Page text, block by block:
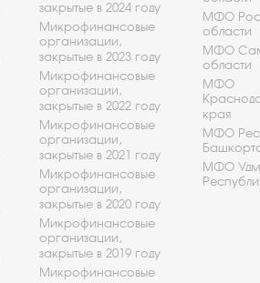
закрытые в 2024 году
Микрофинансовые
организации,
закрытые в 2023 году
Микрофинансовые
организации,
закрытые в 2022 году
Микрофинансовые
организации,
закрытые в 2021 году
Микрофинансовые
организации,
закрытые в 2020 году
Микрофинансовые
организации,
закрытые в 2019 году
Микрофинансовые
МФО
области
МФО
области
МФО
края
МФО
МФО